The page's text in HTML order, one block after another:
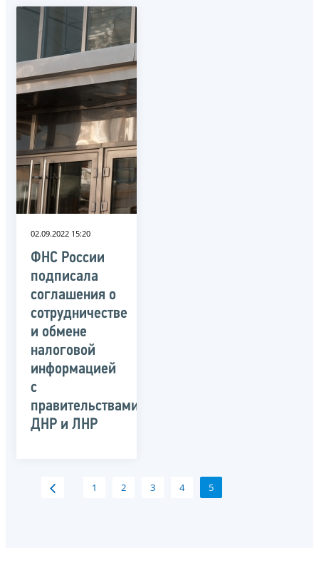
02.09.2022 15:20
ФНС России
подписала
соглашения о
сотрудничестве
и обмене
налоговой
информацией
с
правительствами
ДНР и ЛНР
1 2 3 4 5